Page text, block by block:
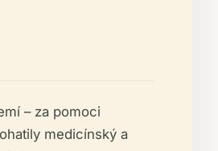
– za pomoci
medicínský a